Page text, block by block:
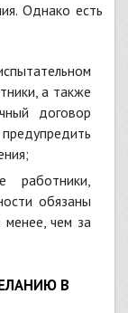
Однако есть
а также
договор
обязаны
чем за
В